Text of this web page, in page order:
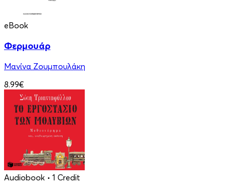
eBook
Φερμουάρ
Μανίνα Ζουμπουλάκη
8.99€
Audiobook • 1 Credit